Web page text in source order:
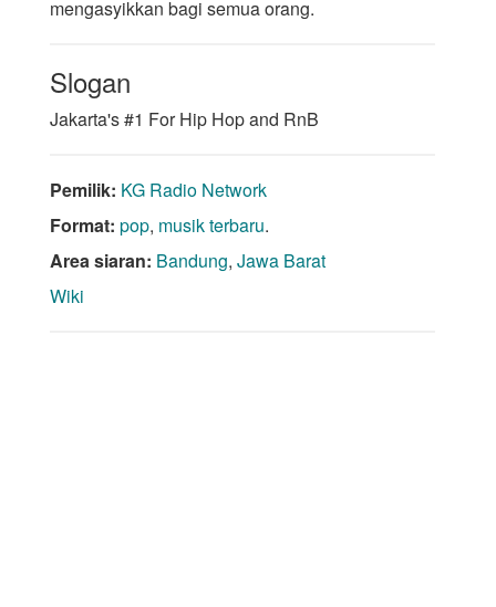
mengasyikkan bagi semua orang.
Slogan
Jakarta's #1 For Hip Hop and RnB
Pemilik: KG Radio Network
Format: pop, musik terbaru.
Area siaran: Bandung, Jawa Barat
Wiki